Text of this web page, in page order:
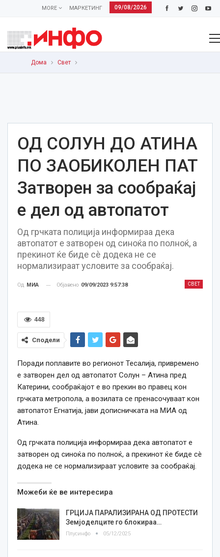
09/08/2026
МАРКЕТИНГ
MORE
Дома Свет
ОД СОЛУН ДО АТИНА
ПО ЗАОБИКОЛЕН ПАТ
Затворен за сообраќај
е дел од автопатот
Од грчката полиција информираа дека
автопатот е затворен од синоќа по полноќ, а
прекинот ќе биде сè додека не се
нормализираат условите за сообраќај.
СВЕТ
Од МИА Објавено 09/09/2023 9:57:38
448
Сподели
Поради поплавите во регионот Тесалија, привремено
е затворен дел од автопатот Солун – Атина пред
Катерини, сообраќајот е во прекин во правец кон
грчката метропола, а возилата се пренасочуваат кон
автопатот Егнатија, јави дописничката на МИА од
Атина.
Од грчката полиција информираа дека автопатот е
затворен од синоќа по полноќ, а прекинот ќе биде сè
додека не се нормализираат условите за сообраќај.
Можеби ќе ве интересира
ГРЦИЈА ПАРАЛИЗИРАНА ОД ПРОТЕСТИ
Земјоделците го блокираа…
Плусинфо 05/12/2025